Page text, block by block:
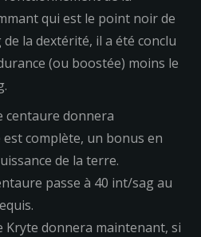
qui est le point noir de
la dextérité, il a été conclu
(ou boostée) moins le
centaure donnera
complète, un bonus en
de la terre.
passe à 40 int/sag au
Kryte donnera maintenant, si